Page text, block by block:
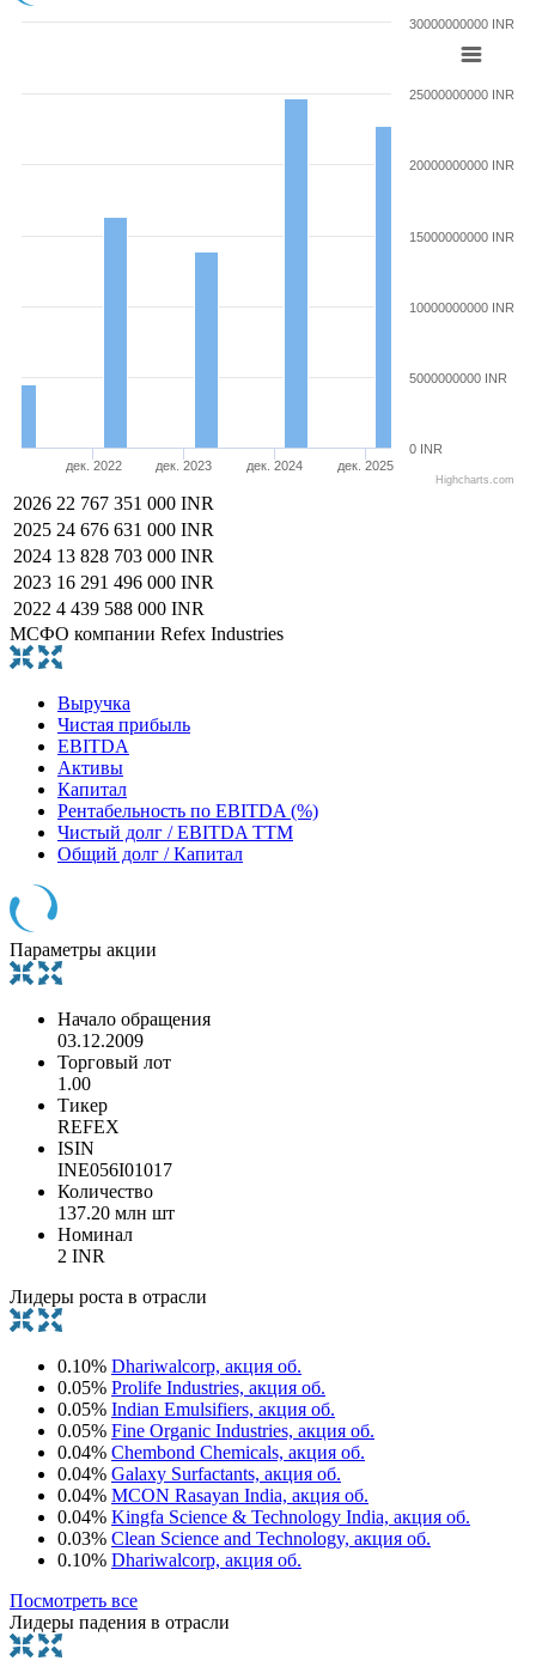
дек. 2022 дек. 2023 дек. 2024 дек. 2025
0 INR
5000000000 INR
10000000000 INR
15000000000 INR
20000000000 INR
25000000000 INR
30000000000 INR
Highcharts.com
2026 22 767 351 000 INR
2025 24 676 631 000 INR
2024 13 828 703 000 INR
2023 16 291 496 000 INR
2022 4 439 588 000 INR
МСФО компании Refex Industries
Выручка
Чистая прибыль
EBITDA
Активы
Капитал
Рентабельность по EBITDA (%)
Чистый долг / EBITDA TTM
Общий долг / Капитал
Параметры акции
Начало обращения
03.12.2009
Торговый лот
1.00
Тикер
REFEX
ISIN
INE056I01017
Количество
137.20 млн шт
Номинал
2 INR
Лидеры роста в отрасли
0.10% Dhariwalcorp, акция об.
0.05% Prolife Industries, акция об.
0.05% Indian Emulsifiers, акция об.
0.05% Fine Organic Industries, акция об.
0.04% Chembond Chemicals, акция об.
0.04% Galaxy Surfactants, акция об.
0.04% MCON Rasayan India, акция об.
0.04% Kingfa Science & Technology India, акция об.
0.03% Clean Science and Technology, акция об.
0.10% Dhariwalcorp, акция об.
Посмотреть все
Лидеры падения в отрасли